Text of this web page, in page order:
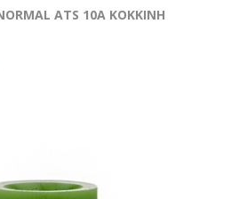
ATS 10A KOKKΙΝΗ